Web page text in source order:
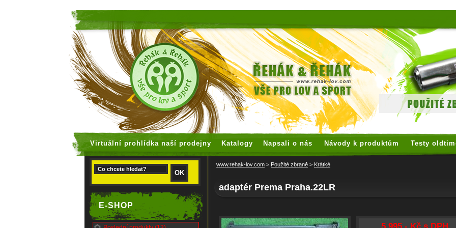
Virtuální prohlídka naší prodejny Katalogy Napsali o nás Návody k produktům Testy
E-SHOP
www.rehak-lov.com > Použité zbraně > Krátké
adaptér Prema Praha.22LR